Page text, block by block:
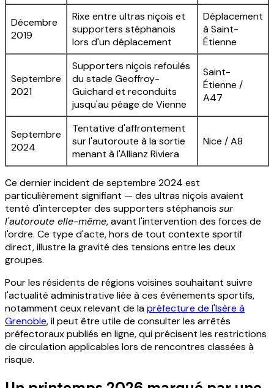
Décembre
2019
Rixe entre ultras niçois et
supporters stéphanois
lors d'un déplacement
Déplacement
à Saint-
Étienne
Septembre
2021
Supporters niçois refoulés
du stade Geoffroy-
Guichard et reconduits
jusqu'au péage de Vienne
Saint-
Étienne /
A47
Septembre
2024
Tentative d'affrontement
sur l'autoroute à la sortie
menant à l'Allianz Riviera
Nice / A8
Ce dernier incident de septembre 2024 est
particulièrement signifiant — des ultras niçois avaient
tenté d'intercepter des supporters stéphanois sur
l'autoroute elle-même, avant l'intervention des forces de
l'ordre. Ce type d'acte, hors de tout contexte sportif
direct, illustre la gravité des tensions entre les deux
groupes.
Pour les résidents de régions voisines souhaitant suivre
l'actualité administrative liée à ces événements sportifs,
notamment ceux relevant de lapréfecture de l'Isère à
Grenoble, il peut être utile de consulter les arrêtés
préfectoraux publiés en ligne, qui précisent les restrictions
de circulation applicables lors de rencontres classées à
risque.